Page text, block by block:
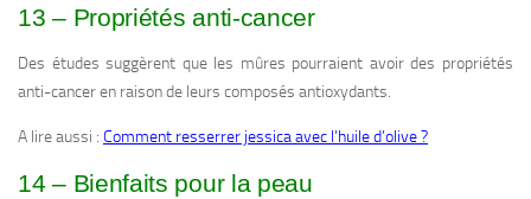
13 – Propriétés anti-cancer
Des études suggèrent que les mûres pourraient avoir des propriétés
anti-cancer en raison de leurs composés antioxydants.
A lire aussi : Comment resserrer jessica avec l’huile d’olive ?
14 – Bienfaits pour la peau